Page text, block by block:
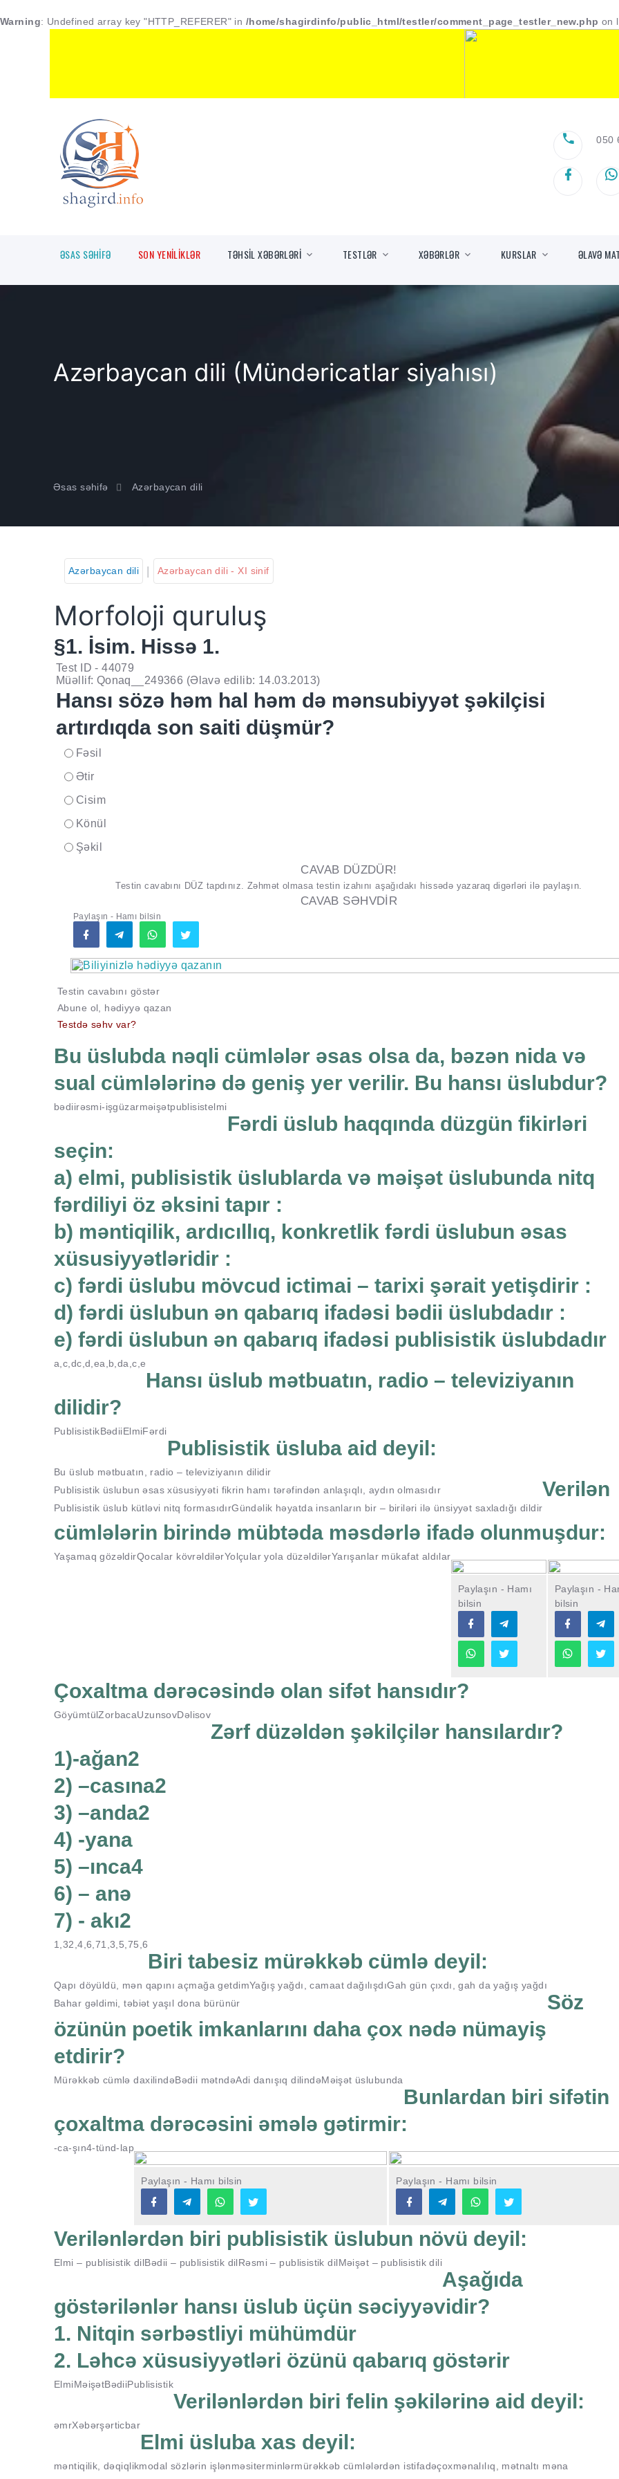
Warning: Undefined array key "HTTP_REFERER" in /home/shagirdinfo/public_html/testler/comment_page_testler_new.php on
050
ƏSAS SƏHİFƏ SON YENİLİKLƏR TƏHSİL XƏBƏRLƏRİ TESTLƏR XƏBƏRLƏR KURSLAR ƏLAVƏ
Azərbaycan dili (Mündəricatlar siyahısı)
Əsas səhifə Azərbaycan dili
Azərbaycan dili Azərbaycan dili - XI sinif
Morfoloji quruluş
§1. İsim. Hissə 1.
Test ID - 44079
Müəllif: Qonaq__249366 (Əlavə edilib: 14.03.2013)
Hansı sözə həm hal həm də mənsubiyyət şəkilçisi
artırdıqda son saiti düşmür?
Fəsil
Ətir
Cisim
Könül
Şəkil
CAVAB DÜZDÜR!
Testin cavabını DÜZ tapdınız. Zəhmət olmasa testin izahını aşağıdakı hissədə yazaraq digərləri ilə paylaşın.
CAVAB SƏHVDİR
Paylaşın - Hamı bilsin
Testin cavabını göstər
Abune ol, hədiyyə qazan
Testdə səhv var?
Bu üslubda nəqli cümlələr əsas olsa da, bəzən nida və
sual cümlələrinə də geniş yer verilir. Bu hansı üslubdur?
bədiirəsmi-işgüzarməişətpublisistelmi
Fərdi üslub haqqında düzgün fikirləri
seçin:
a) elmi, publisistik üslublarda və məişət üslubunda nitq
fərdiliyi öz əksini tapır :
b) məntiqilik, ardıcıllıq, konkretlik fərdi üslubun əsas
xüsusiyyətləridir :
c) fərdi üslubu mövcud ictimai – tarixi şərait yetişdirir :
d) fərdi üslubun ən qabarıq ifadəsi bədii üslubdadır :
e) fərdi üslubun ən qabarıq ifadəsi publisistik üslubdadır
a,c,dc,d,ea,b,da,c,e
Hansı üslub mətbuatın, radio – televiziyanın
dilidir?
PublisistikBədiiElmiFərdi
Publisistik üsluba aid deyil:
Bu üslub mətbuatın, radio – televiziyanın dilidir
Publisistik üslubun əsas xüsusiyyəti fikrin hamı tərəfindən anlaşıqlı, aydın olmasıdır
Publisistik üslub kütləvi nitq formasıdırGündəlik həyatda insanların bir – biriləri ilə ünsiyyət saxladığı dildir
Verilən
cümlələrin birində mübtəda məsdərlə ifadə olunmuşdur:
Yaşamaq gözəldirQocalar kövrəldilərYolçular yola düzəldilərYarışanlar mükafat aldılar
Paylaşın - Hamı
bilsin
Paylaşın -
bilsin
Çoxaltma dərəcəsində olan sifət hansıdır?
GöyümtülZorbacaUzunsovDəlisov
Zərf düzəldən şəkilçilər hansılardır?
1)-ağan2
2) –casına2
3) –anda2
4) -yana
5) –ınca4
6) – anə
7) - akı2
1,32,4,6,71,3,5,75,6
Biri tabesiz mürəkkəb cümlə deyil:
Qapı döyüldü, mən qapını açmağa getdimYağış yağdı, camaat dağılışdıGah gün çıxdı, gah da yağış yağdı
Bahar gəldimi, təbiət yaşıl dona bürünür
Söz
özünün poetik imkanlarını daha çox nədə nümayiş
etdirir?
Mürəkkəb cümlə daxilindəBədii mətndəAdi danışıq dilindəMəişət üslubunda
Bunlardan biri sifətin
çoxaltma dərəcəsini əmələ gətirmir:
-ca-şın4-tünd-lap
Paylaşın - Hamı bilsin Paylaşın - Hamı bilsin
Verilənlərdən biri publisistik üslubun növü deyil:
Elmi – publisistik dilBədii – publisistik dilRəsmi – publisistik dilMəişət – publisistik dili
Aşağıda
göstərilənlər hansı üslub üçün səciyyəvidir?
1. Nitqin sərbəstliyi mühümdür
2. Ləhcə xüsusiyyətləri özünü qabarıq göstərir
ElmiMəişətBədiiPublisistik
Verilənlərdən biri felin şəkilərinə aid deyil:
əmrXəbərşərticbar
Elmi üsluba xas deyil:
məntiqilik, dəqiqlikmodal sözlərin işlənməsiterminlərmürəkkəb cümlələrdən istifadəçoxmənalılıq, mətnaltı məna